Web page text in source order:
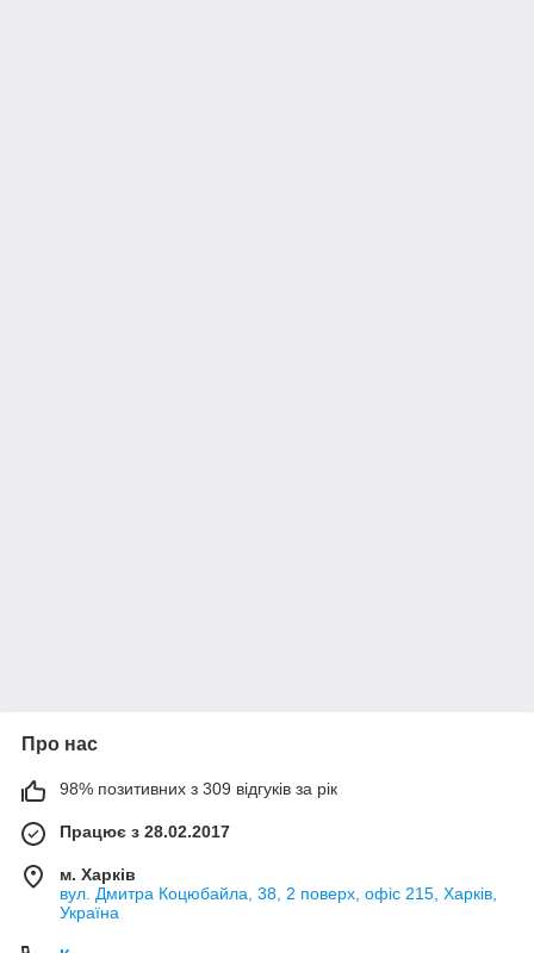
Про нас
98% позитивних з 309 відгуків за рік
Працює з 28.02.2017
м. Харків
вул. Дмитра Коцюбайла, 38, 2 поверх, офіс 215, Харків,
Україна